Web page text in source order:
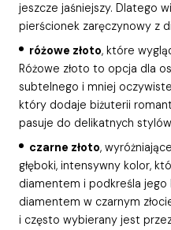
jeszcze jaśniejszy. Dlatego
pierścionek zaręczynowy z
różowe złoto, które
Różowe złoto to opcja dla
subtelnego i mniej
który dodaje biżuterii
pasuje do delikatnych
czarne złoto,
głęboki, intensywny kolor,
diamentem i podkreśla jego
diamentem w czarnym
i często wybierany jest